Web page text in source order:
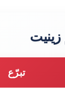
زينيت
تبرّع